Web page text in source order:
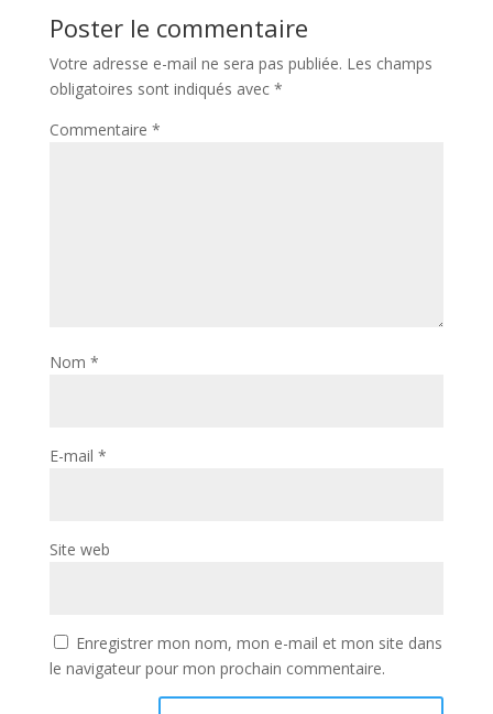
Poster le commentaire
Votre adresse e-mail ne sera pas publiée. Les champs
obligatoires sont indiqués avec *
Commentaire *
Nom *
E-mail *
Site web
Enregistrer mon nom, mon e-mail et mon site dans
le navigateur pour mon prochain commentaire.